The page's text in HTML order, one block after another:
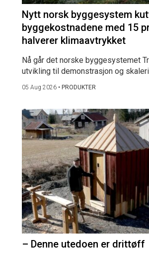
Nytt norsk byggesystem
byggekostnadene med 15
halverer klimaavtrykket
Nå går det norske byggesystemet
utvikling til demonstrasjon og
05 Aug 2026 • PRODUKTER
– Denne utedoen er drittøff